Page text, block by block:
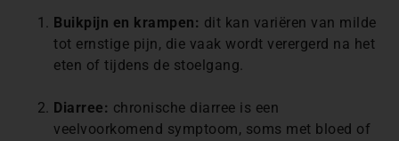
Buikpijn en krampen: dit kan variëren van milde
tot ernstige pijn, die vaak wordt verergerd na het
eten of tijdens de stoelgang.
Diarree: chronische diarree is een
veelvoorkomend symptoom, soms met bloed of